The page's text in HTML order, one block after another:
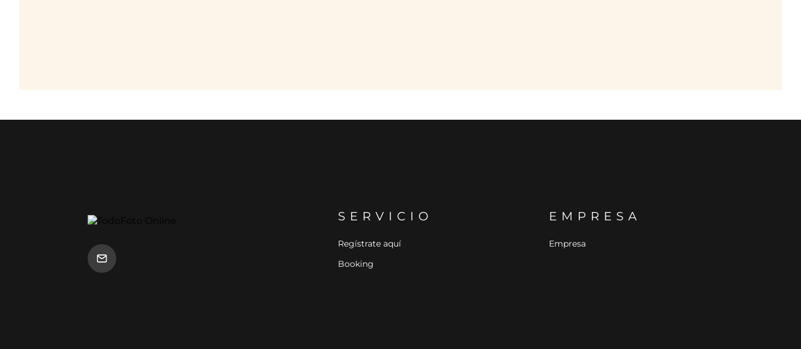
SERVICIO
Regístrate aquí
Booking
EMPRESA
Empresa